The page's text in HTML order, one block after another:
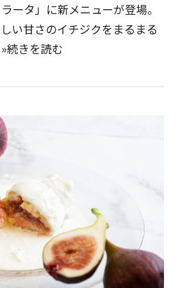
ータ」に新メニューが登場。
い甘さのイチジクをまるまる
続きを読む